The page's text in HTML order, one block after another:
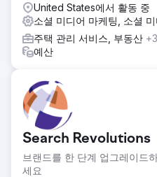
United States에서 활동 중
소셜 미디어 마케팅, 소셜
주택 관리 서비스, 부동산 +3
예산
Search Revolutions
브랜드를 한 단계 업그레이드
세요